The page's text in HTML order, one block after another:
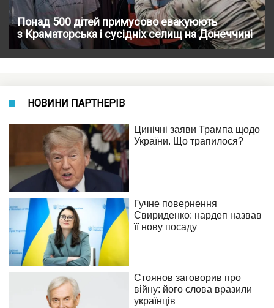
Понад 500 дітей примусово евакуюють
з Краматорська і сусідніх селищ на Донеччині
НОВИНИ ПАРТНЕРІВ